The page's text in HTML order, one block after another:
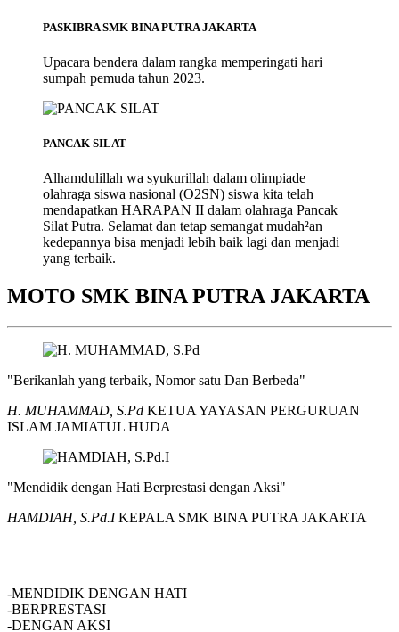
PASKIBRA SMK BINA PUTRA JAKARTA
Upacara bendera dalam rangka memperingati hari
sumpah pemuda tahun 2023.
PANCAK SILAT
Alhamdulillah wa syukurillah dalam olimpiade
olahraga siswa nasional (O2SN) siswa kita telah
mendapatkan HARAPAN II dalam olahraga Pancak
Silat Putra. Selamat dan tetap semangat mudah²an
kedepannya bisa menjadi lebih baik lagi dan menjadi
yang terbaik.
MOTO SMK BINA PUTRA JAKARTA
"Berikanlah yang terbaik, Nomor satu Dan Berbeda"
H. MUHAMMAD, S.Pd KETUA YAYASAN PERGURUAN
ISLAM JAMIATUL HUDA
"Mendidik dengan Hati Berprestasi dengan Aksi"
HAMDIAH, S.Pd.IKEPALA SMK BINA PUTRA JAKARTA
-MENDIDIK DENGAN HATI
-BERPRESTASI
-DENGAN AKSI